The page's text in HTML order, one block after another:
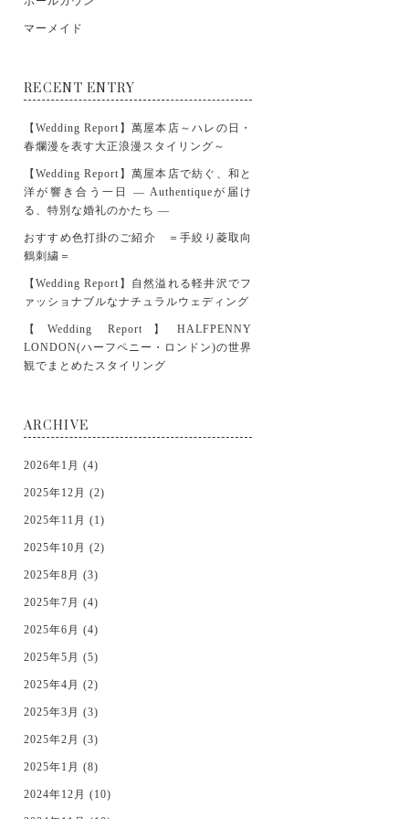
マーメイド
RECENT ENTRY
【Wedding Report】萬屋本店～ハレの日・
春爛漫を表す大正浪漫スタイリング～
【Wedding Report】萬屋本店で紡ぐ、和と
洋が響き合う一日 ― Authentiqueが届け
る、特別な婚礼のかたち ―
おすすめ色打掛のご紹介 ＝手絞り菱取向
鶴刺繍＝
【Wedding Report】自然溢れる軽井沢でフ
ァッショナブルなナチュラルウェディング
【Wedding Report】HALFPENNY
LONDON(ハーフペニー・ロンドン)の世界
観でまとめたスタイリング
ARCHIVE
2026年1月 (4)
2025年12月 (2)
2025年11月 (1)
2025年10月 (2)
2025年8月 (3)
2025年7月 (4)
2025年6月 (4)
2025年5月 (5)
2025年4月 (2)
2025年3月 (3)
2025年2月 (3)
2025年1月 (8)
2024年12月 (10)